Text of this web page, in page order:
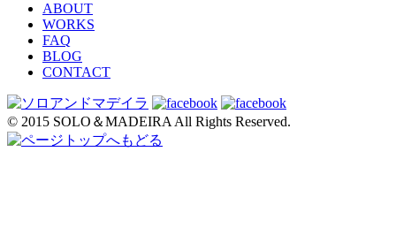
ABOUT
WORKS
FAQ
BLOG
CONTACT
© 2015 SOLO＆MADEIRA All Rights Reserved.